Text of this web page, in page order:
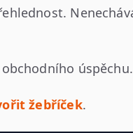
žebříček.